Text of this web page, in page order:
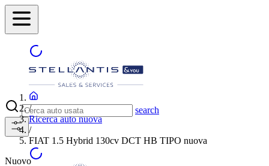
search
/
Ricerca auto nuova
/
FIAT 1.5 Hybrid 130cv DCT HB TIPO nuova
Nuovo